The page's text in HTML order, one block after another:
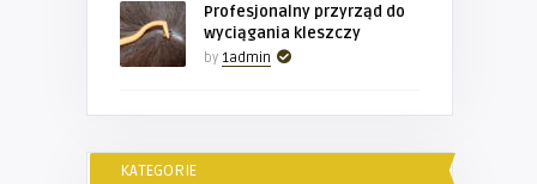
Profesjonalny przyrząd do
wyciągania kleszczy
by 1admin
KATEGORIE